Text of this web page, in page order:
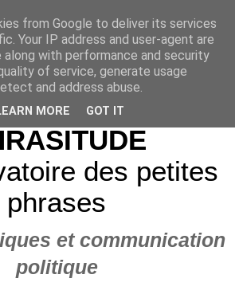
des petites
phrases
et communication
politique
from Google to deliver its services
Your IP address and user-agent are
along with performance and security
of service, generate usage
and address abuse.
MORE GOT IT